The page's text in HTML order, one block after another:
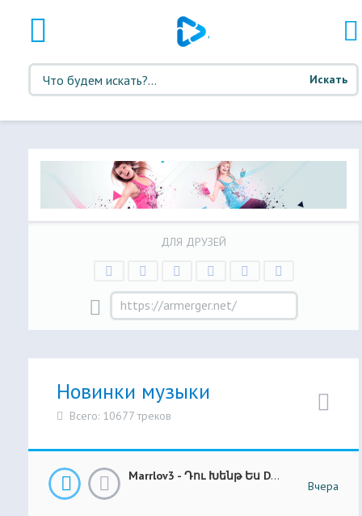
Искать
ДЛЯ ДРУЗЕЙ
Новинки музыки
Всего: 10677 треков
Marrlov3 - Դու Խենթ Ես Du Khent Es COVER
Вчера